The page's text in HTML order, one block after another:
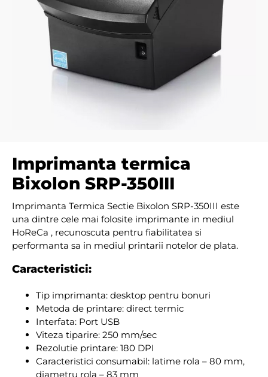
Imprimanta termica
Bixolon SRP-350III
Imprimanta Termica Sectie Bixolon SRP-350III este
una dintre cele mai folosite imprimante in mediul
HoReCa , recunoscuta pentru fiabilitatea si
performanta sa in mediul printarii notelor de plata.
Caracteristici:
Tip imprimanta: desktop pentru bonuri
Metoda de printare: direct termic
Interfata: Port USB
Viteza tiparire: 250 mm/sec
Rezolutie printare: 180 DPI
Caracteristici consumabil: latime rola – 80 mm,
diametru rola – 83 mm